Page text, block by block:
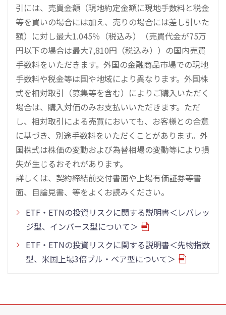
引には、売買金額（現地約定金額に現地手数料と税金
等を買いの場合には加え、売りの場合には差し引いた
額）に対し最大1.045％（税込み）（売買代金が75万
円以下の場合は最大7,810円（税込み））の国内売買
手数料をいただきます。外国の金融商品市場での現地
手数料や税金等は国や地域により異なります。外国株
式を相対取引（募集等を含む）によりご購入いただく
場合は、購入対価のみお支払いいただきます。ただ
し、相対取引による売買においても、お客様との合意
に基づき、別途手数料をいただくことがあります。外
国株式は株価の変動および為替相場の変動等により損
失が生じるおそれがあります。
詳しくは、契約締結前交付書面や上場有価証券等書
面、目論見書、等をよくお読みください。
ETF・ETNの投資リスクに関する説明書＜レバレッ
ジ型、インバース型について＞
ETF・ETNの投資リスクに関する説明書＜先物指数
型、米国上場3倍ブル・ベア型について＞
こ